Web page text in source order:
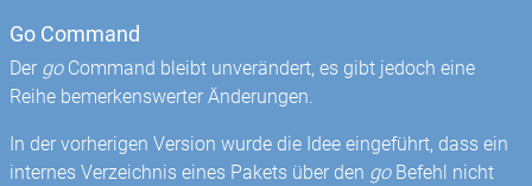
Go Command
Der goCommand bleibt unverändert, es gibt jedoch eine
Reihe bemerkenswerter Änderungen.
In der vorherigen Version wurde die Idee eingeführt, dass ein
internes Verzeichnis eines Pakets über den goBefehl nicht